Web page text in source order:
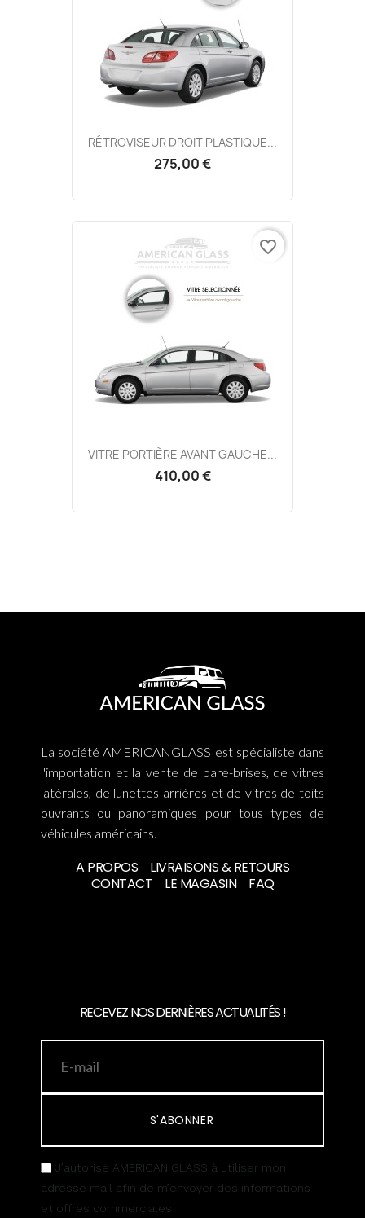
RÉTROVISEUR DROIT PLASTIQUE...
275,00 €
VITRE PORTIÈRE AVANT GAUCHE...
410,00 €
favorite_border
La société AMERICANGLASS est spécialiste dans
l'importation et la vente de pare-brises, de vitres
latérales, de lunettes arrières et de vitres de toits
ouvrants ou panoramiques pour tous types de
véhicules américains.
A PROPOS
LIVRAISONS & RETOURS
CONTACT
LE MAGASIN FAQ
RECEVEZ NOS DERNIÈRES ACTUALITÉS !
S'ABONNER
J’autorise AMERICAN GLASS à utiliser mon
adresse mail afin de m’envoyer des informations
et offres commerciales